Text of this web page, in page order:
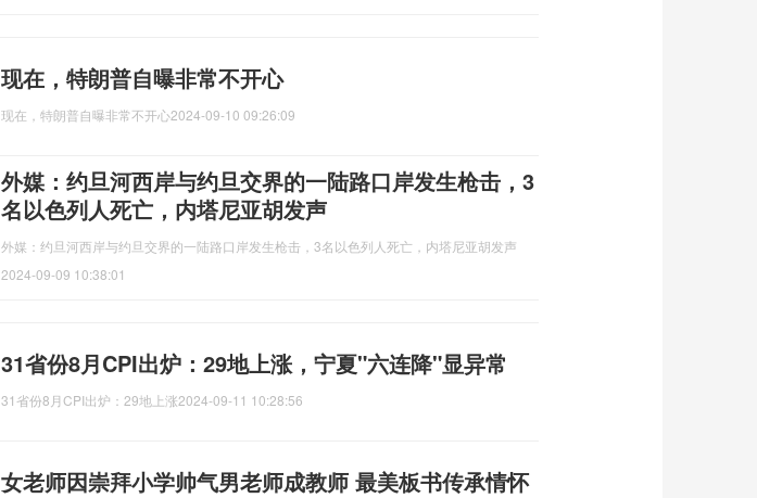
现在，特朗普自曝非常不开心
现在，特朗普自曝非常不开心2024-09-10 09:26:09
外媒：约旦河西岸与约旦交界的一陆路口岸发生枪击，3
名以色列人死亡，内塔尼亚胡发声
外媒：约旦河西岸与约旦交界的一陆路口岸发生枪击，3名以色列人死亡，内塔尼亚胡发声
2024-09-09 10:38:01
31省份8月CPI出炉：29地上涨，宁夏"六连降"显异常
31省份8月CPI出炉：29地上涨2024-09-11 10:28:56
女老师因崇拜小学帅气男老师成教师 最美板书传承情怀